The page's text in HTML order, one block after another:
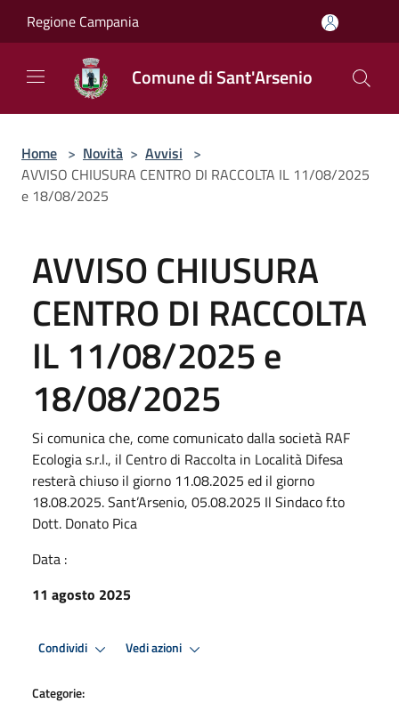
Regione Campania
Comune di Sant'Arsenio
Home > Novità > Avvisi >
AVVISO CHIUSURA CENTRO DI RACCOLTA IL 11/08/2025
e 18/08/2025
AVVISO CHIUSURA
CENTRO DI RACCOLTA
IL 11/08/2025 e
18/08/2025
Si comunica che, come comunicato dalla società RAF
Ecologia s.r.l., il Centro di Raccolta in Località Difesa
resterà chiuso il giorno 11.08.2025 ed il giorno
18.08.2025. Sant’Arsenio, 05.08.2025 Il Sindaco f.to
Dott. Donato Pica
Data :
11 agosto 2025
Condividi Vedi azioni
Categorie: